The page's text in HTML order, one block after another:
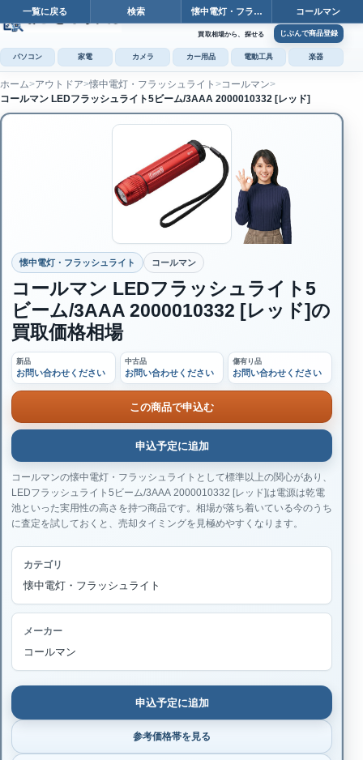
買取相場から、探せる
カート
じぶんで商品登録
パソコン 家電 カメラ カー用品 電動工具 楽器
ホーム アウトドア 懐中電灯・フラッシュライト
コールマン
コールマン LEDフラッシュライト5ビーム/3AAA 2000010332 [レッド]
懐中電灯・フラッシュライト コールマン
コールマン LEDフラッシュライト5
ビーム/3AAA 2000010332 [レッド]の
買取価格相場
新品
お問い合わせください
中古品
お問い合わせください
傷有り品
お問い合わせください
この商品で申込む
申込予定に追加
コールマンの懐中電灯・フラッシュライトとして標準以上の関心があり、
LEDフラッシュライト5ビーム/3AAA 2000010332 [レッド]は電源は乾電
池といった実用性の高さを持つ商品です。相場が落ち着いている今のうち
に査定を試しておくと、売却タイミングを見極めやすくなります。
カテゴリ
懐中電灯・フラッシュライト
メーカー
コールマン
申込予定に追加
参考価格帯を見る
一覧に戻る 検索 懐中電灯・フラ… コールマン